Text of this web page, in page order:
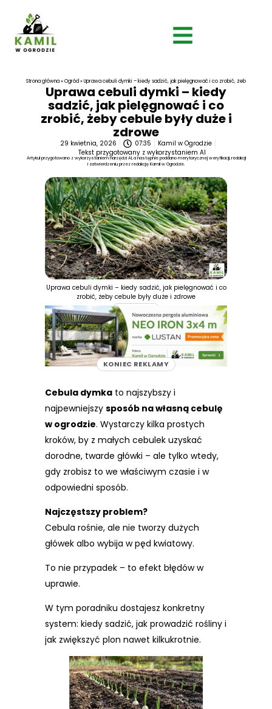
Strona główna»Ogród»Uprawa cebuli dymki – kiedy sadzić, jak pielęgnować i co zrobić, żeby cebule
Uprawa cebuli dymki – kiedy
sadzić, jak pielęgnować i co
zrobić, żeby cebule były duże i
zdrowe
29 kwietnia, 2026 07:35
Kamil w Ogrodzie
Tekst przygotowany z wykorzystaniem AI
Artykuł przygotowano z wykorzystaniem narzędzi AI, a następnie poddano merytorycznej weryfikacji, redakcji
i zatwierdzeniu przez redakcję Kamil w Ogrodzie.
Uprawa cebuli dymki – kiedy sadzić, jak pielęgnować i co
zrobić, żeby cebule były duże i zdrowe
REKLAMA
KONIEC REKLAMY
Cebula dymka to najszybszy i
najpewniejszy sposób na własną cebulę
w ogrodzie. Wystarczy kilka prostych
kroków, by z małych cebulek uzyskać
dorodne, twarde główki – ale tylko wtedy,
gdy zrobisz to we właściwym czasie i w
odpowiedni sposób.
Najczęstszy problem?
Cebula rośnie, ale nie tworzy dużych
główek albo wybija w pęd kwiatowy.
To nie przypadek – to efekt błędów w
uprawie.
W tym poradniku dostajesz konkretny
system: kiedy sadzić, jak prowadzić rośliny i
jak zwiększyć plon nawet kilkukrotnie.